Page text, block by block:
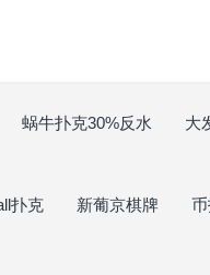
蜗牛扑克30%反水 大
扑克 新葡京棋牌